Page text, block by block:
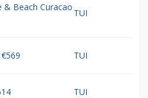
& Beach Curacao
TUI
TUI
TUI